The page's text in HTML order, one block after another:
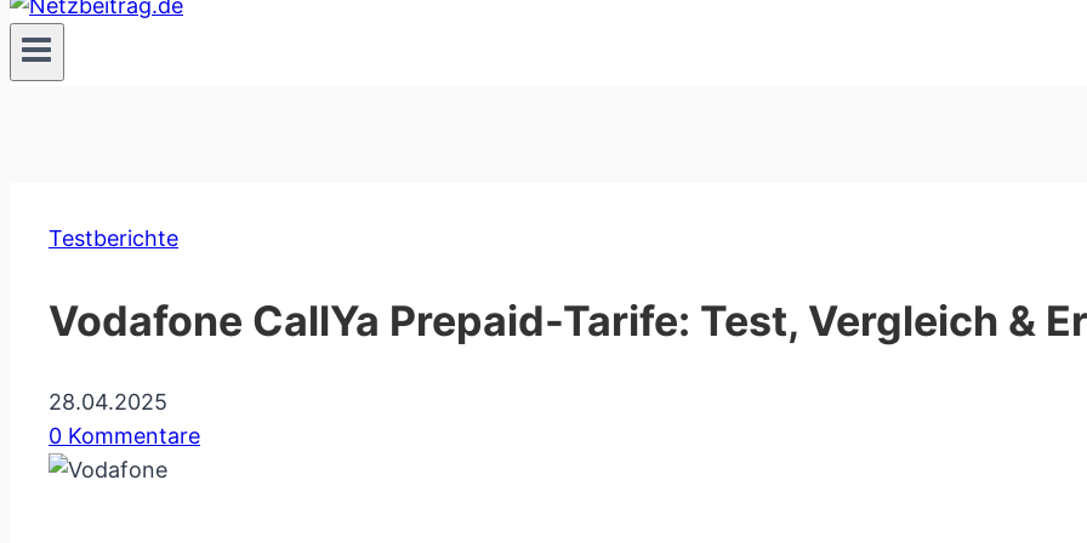
Testberichte
Vodafone CallYa Prepaid-Tarife: Test, Vergleich &
28.04.2025
0 Kommentare